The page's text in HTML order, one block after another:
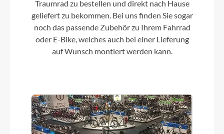
Shimano M8100, 12-speed
DT Swiss 370, 12x100mm centerlock
Traumrad zu bestellen und direkt nach Hause
geliefert zu bekommen. Bei uns finden Sie sogar
noch das passende Zubehör zu Ihrem Fahrrad
oder E-Bike, welches auch bei einer Lieferung
auf Wunsch montiert werden kann.